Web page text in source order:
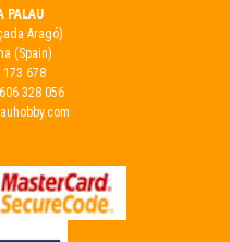
PALAU
Aragó)
(Spain)
678
328 056